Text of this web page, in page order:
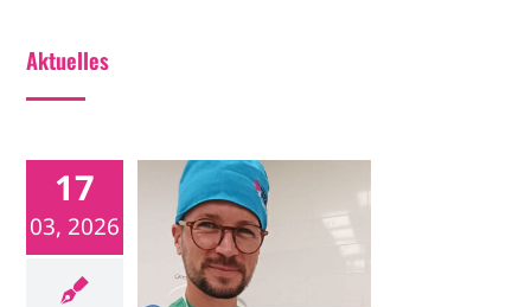
Aktuelles
17
03, 2026 Trauer um Dr. Lehmann
Nachrichten